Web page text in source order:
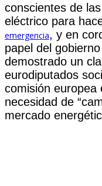
conscientes de
eléctrico para
emergencia, y en
papel del
demostrado un
eurodiputados
comisión europea
necesidad de
mercado